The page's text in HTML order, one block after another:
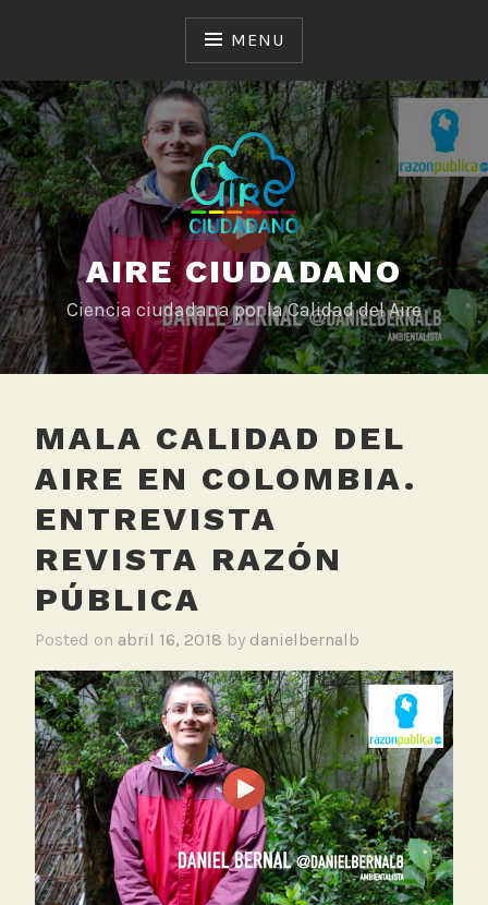
MENU
AIRE CIUDADANO
Ciencia ciudadana por la Calidad del Aire
MALA CALIDAD DEL
AIRE EN COLOMBIA.
ENTREVISTA
REVISTA RAZÓN
PÚBLICA
Posted on abril 16, 2018 by danielbernalb